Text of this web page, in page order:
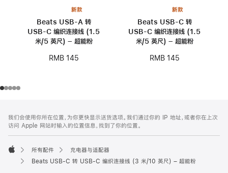
新款
Beats USB-A 转
USB-C 编织连接线 (1.5
米/5 英尺) – 超能粉
RMB 145
新款
Beats USB-C 转
USB-C 编织连接线 (1.5
米/5 英尺) – 超能粉
RMB 145
页
页
脚
注
我们会使用你所在位置，为你更快显示送货选项。我们通过你的 IP 地址，或者你在上次
访问 Apple 网站时输入的位置信息，找到了你的位置。
Apple
所有配件
充电器与适配器
Beats USB-C 转 USB-C 编织连接线 (3 米/10 英尺) – 超能粉